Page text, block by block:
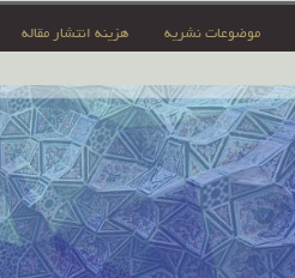
موضوعات نشریه هزینه انتشار مقاله